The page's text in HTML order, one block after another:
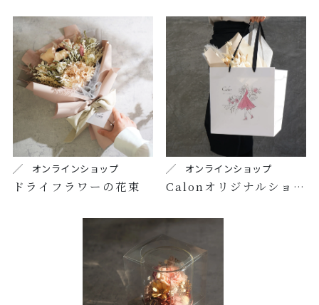
オンラインショップ
ドライフラワーの花束
オンラインショップ
Calonオリジナルショッパー